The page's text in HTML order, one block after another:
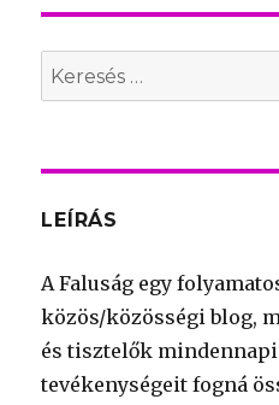
Search
for:
LEÍRÁS
A Faluság egy
közös/közösségi blog,
és tisztelők
tevékenységeit fogná